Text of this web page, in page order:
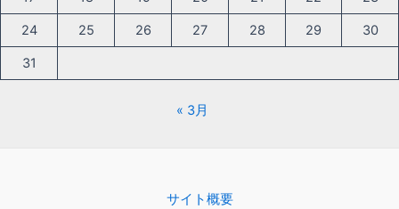
24 25 26 27 28 29 30
31
« 3月
サイト概要